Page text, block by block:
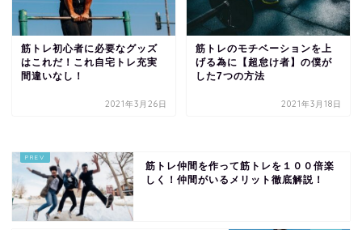
筋トレ初心者に必要なグッズ
はこれだ！これ自宅トレ充実
間違いなし！
2021年3月26日
筋トレのモチベーションを上
げる為に【超怠け者】の僕が
した7つの方法
2021年3月18日
筋トレ仲間を作って筋トレを１００倍楽
しく！仲間がいるメリット徹底解説！